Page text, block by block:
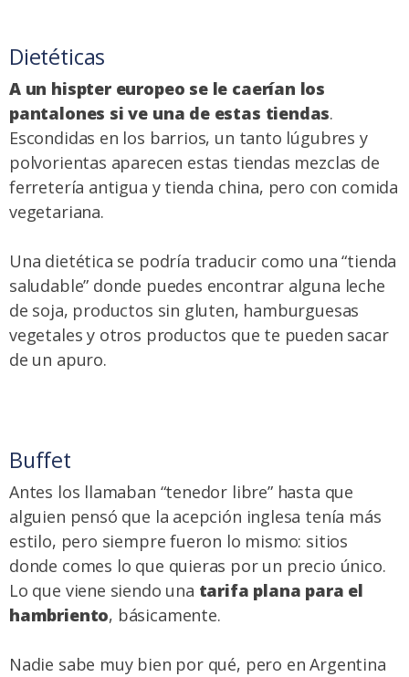
Dietéticas
A un hispter europeo se le caerían los
pantalones si ve una de estas tiendas.
Escondidas en los barrios, un tanto lúgubres y
polvorientas aparecen estas tiendas mezclas de
ferretería antigua y tienda china, pero con comida
vegetariana.
Una dietética se podría traducir como una “tienda
saludable” donde puedes encontrar alguna leche
de soja, productos sin gluten, hamburguesas
vegetales y otros productos que te pueden sacar
de un apuro.
Buffet
Antes los llamaban “tenedor libre” hasta que
alguien pensó que la acepción inglesa tenía más
estilo, pero siempre fueron lo mismo: sitios
donde comes lo que quieras por un precio único.
Lo que viene siendo una tarifa plana para el
hambriento, básicamente.
Nadie sabe muy bien por qué, pero en Argentina